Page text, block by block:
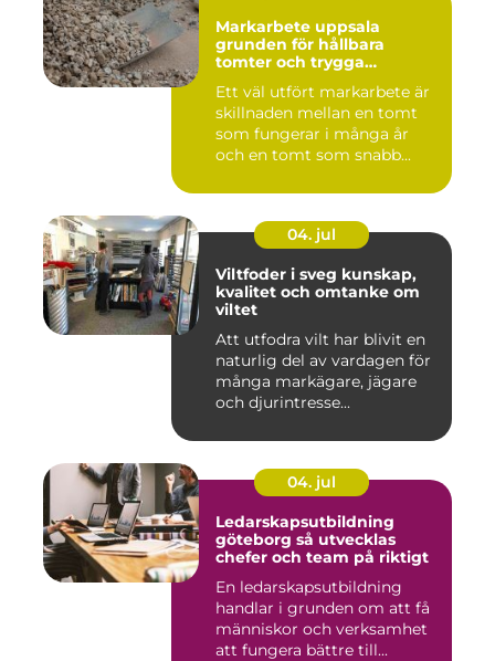
Markarbete uppsala
grunden för hållbara
tomter och trygga
Ett väl utfört markarbete är
skillnaden mellan en tomt
som fungerar i många år
och en tomt som snabb...
04. jul
Viltfoder i sveg kunskap,
kvalitet och omtanke om
viltet
Att utfodra vilt har blivit en
naturlig del av vardagen för
många markägare, jägare
och djurintresse...
04. jul
Ledarskapsutbildning
göteborg så utvecklas
chefer och team på riktigt
En ledarskapsutbildning
handlar i grunden om att få
människor och verksamhet
att fungera bättre till...